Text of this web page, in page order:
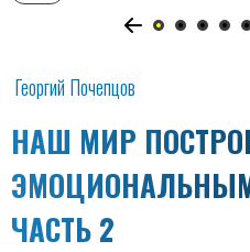
Георгий Почепцов
НАШ МИР
ЧАСТЬ 2